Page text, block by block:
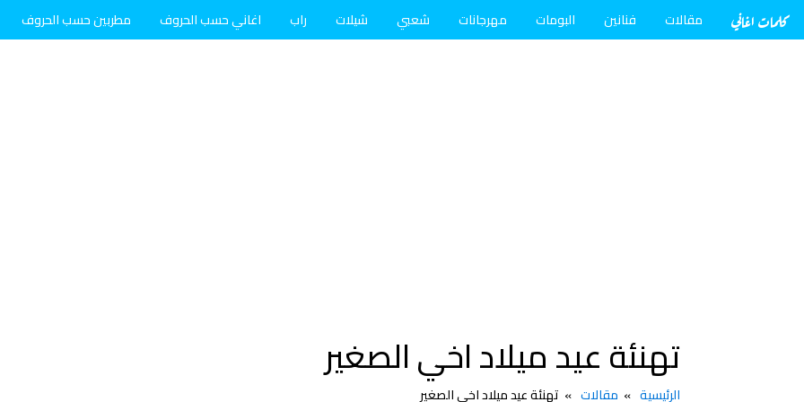
كلمات اغاني مقالات فنانين البومات مهرجانات شعبي شيلات راب اغاني حسب الحروف مطربين حسب الحروف
تهنئة عيد ميلاد اخي الصغير
الرئيسية مقالات تهنئة عيد ميلاد اخي الصغير